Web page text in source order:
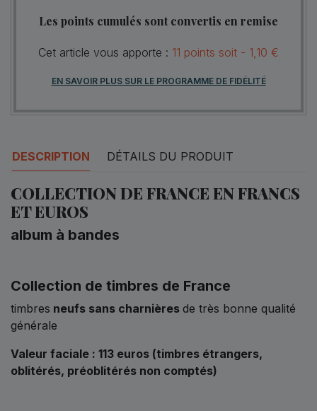
Les points cumulés sont convertis en remise
Cet article vous apporte : 11 points soit - 1,10 €
EN SAVOIR PLUS SUR LE PROGRAMME DE FIDÉLITÉ
DESCRIPTION DÉTAILS DU PRODUIT
COLLECTION DE FRANCE EN FRANCS
ET EUROS
album à bandes
Collection de timbres de France
timbres neufs sans charnières de très bonne qualité
générale
Valeur faciale : 113 euros (timbres étrangers,
oblitérés, préoblitérés non comptés)